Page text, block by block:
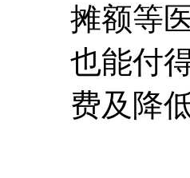
摊额等
也能付
费及降